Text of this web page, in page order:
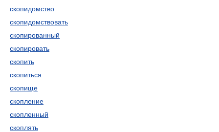
скопидомство
скопидомствовать
скопированный
скопировать
скопить
скопиться
скопище
скопление
скопленный
скоплять